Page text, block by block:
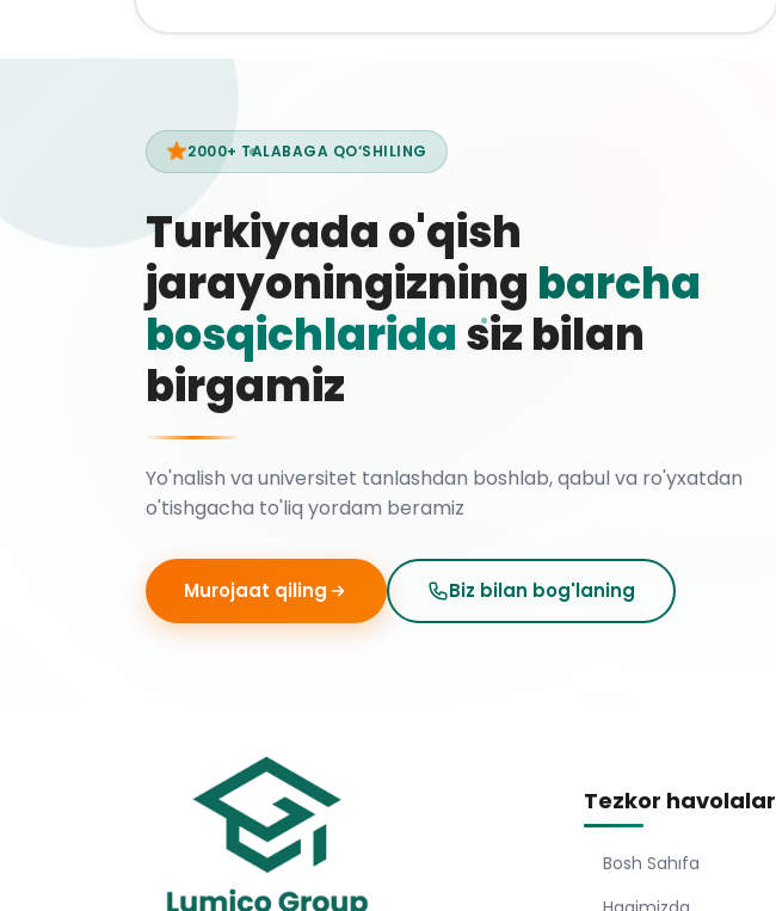
2000+ TALABAGA QO‘SHILING
Turkiyada o'qish
jarayoningizning barcha
bosqichlaridasiz bilan
birgamiz
Yo'nalish va universitet tanlashdan boshlab, qabul va ro'yxatdan
o'tishgacha to'liq yordam beramiz
Murojaat qiling Biz bilan bog'laning
Tezkor havolalar
Bosh Sahıfa